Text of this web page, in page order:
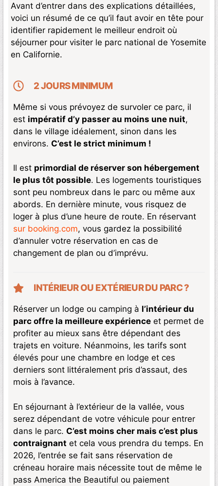
Avant d’entrer dans des explications détaillées,
voici un résumé de ce qu’il faut avoir en tête pour
identifier rapidement le meilleur endroit où
séjourner pour visiter le parc national de Yosemite
en Californie.
2 JOURS MINIMUM
Même si vous prévoyez de survoler ce parc, il
est impératif d’y passer au moins une nuit,
dans le village idéalement, sinon dans les
environs. C’est le strict minimum !
Il est primordial de réserver son hébergement
le plus tôt possible. Les logements touristiques
sont peu nombreux dans le parc ou même aux
abords. En dernière minute, vous risquez de
loger à plus d’une heure de route. En réservant
sur booking.com, vous gardez la possibilité
d’annuler votre réservation en cas de
changement de plan ou d’imprévu.
INTÉRIEUR OU EXTÉRIEUR DU PARC ?
Réserver un lodge ou camping à l’intérieur du
parc offre la meilleure expérience et permet de
profiter au mieux sans être dépendant des
trajets en voiture. Néanmoins, les tarifs sont
élevés pour une chambre en lodge et ces
derniers sont littéralement pris d’assaut, des
mois à l’avance.
En séjournant à l’extérieur de la vallée, vous
serez dépendant de votre véhicule pour entrer
dans le parc. C’est moins cher mais c’est plus
contraignant et cela vous prendra du temps. En
2026, l’entrée se fait sans réservation de
créneau horaire mais nécessite tout de même le
pass America the Beautiful ou paiement